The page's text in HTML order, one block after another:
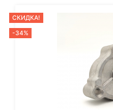
СКИДКА!
-34%